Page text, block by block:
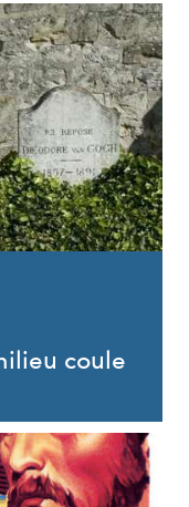
coule